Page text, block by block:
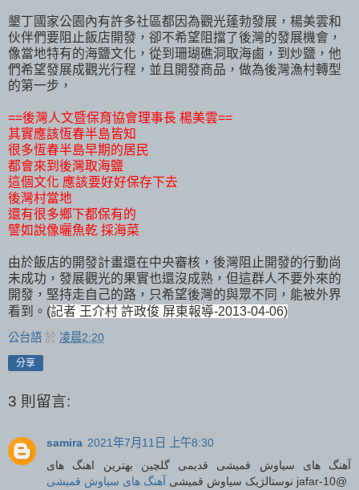
墾丁國家公園內有許多社區都因為觀光蓬勃發展，楊美雲和
伙伴們要阻止飯店開發，卻不希望阻擋了後灣的發展機會，
像當地特有的海鹽文化，從到珊瑚礁洞取海鹵，到炒鹽，他
們希望發展成觀光行程，並且開發商品，做為後灣漁村轉型
的第一步，
==後灣人文暨保育協會理事長 楊美雲==
其實應該恆春半島皆知
很多恆春半島早期的居民
都會來到後灣取海鹽
這個文化 應該要好好保存下去
後灣村當地
還有很多鄉下都保有的
譬如說像曬魚乾 採海菜
由於飯店的開發計畫還在中央審核，後灣阻止開發的行動尚
未成功，發展觀光的果實也還沒成熟，但這群人不要外來的
開發，堅持走自己的路，只希望後灣的與眾不同，能被外界
看到。(記者 王介村 許政俊 屏東報導-2013-04-06)
公台語 於 凌晨2:20
分享
3 則留言:
samira 2021年7月11日 上午8:30
آهنگ های سیاوش قمیشی قدیمی گلچین بهترین اهنگ های
نوستالژیک سیاوش قمیشی آهنگ های سیاوش قمیشی
jafar-10@